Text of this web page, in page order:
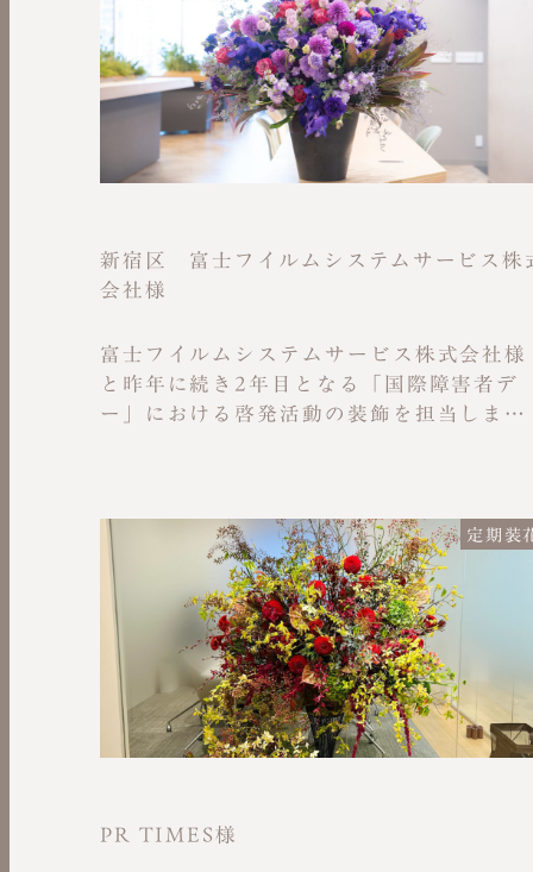
新宿区 富士フイルムシステムサービス株
会社様
富士フイルムシステムサービス株式会社様
と昨年に続き2年目となる「国際障害者デ
ー」における啓発活動の装飾を担当しまし
催となる大阪、板橋の２拠点とあわせ、期
間限定のポップアップ形式で実施しまし
た。多様性の尊重について意識を深め考え
るきっかけづくりとして紫色を活かした空
間装飾を展開しています。
定期装
PR TIMES様